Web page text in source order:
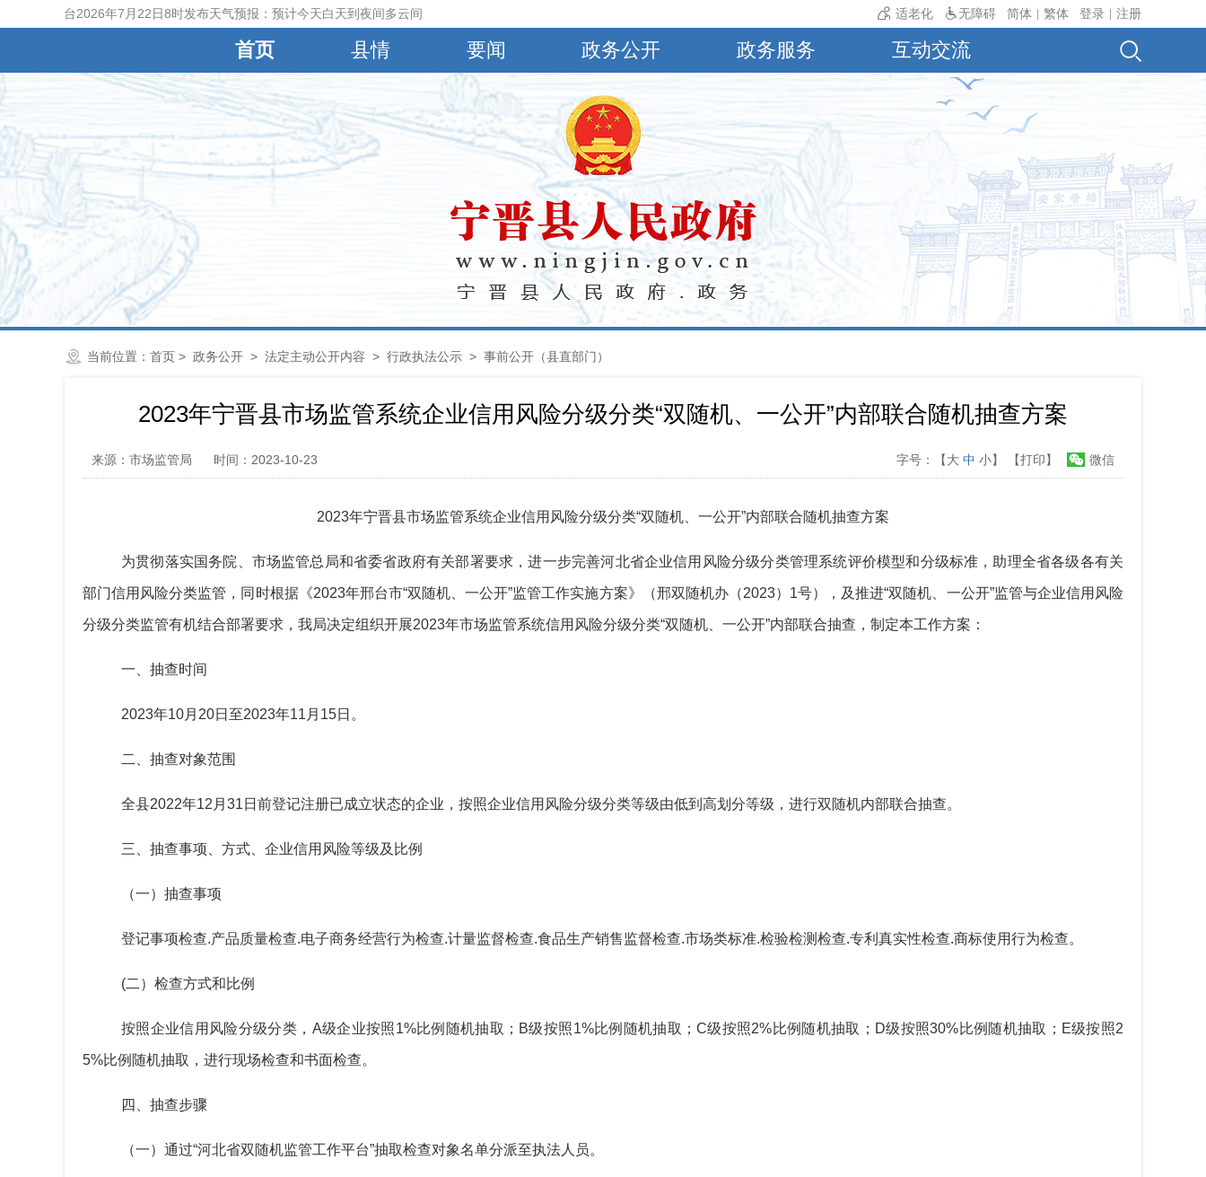
晋县气象台2026年7月22日8时发布天气预报：预计今天白天到夜间多云间阴，有小到中雨，偏南风4～5级，阵风6～8级，最高气温30℃，最低气温24℃。 适老化 无障碍 简体 繁体 登录 注册
首页 县情 要闻 政务公开 政务服务 互动交流
当前位置： 首页 > 政务公开 > 法定主动公开内容 > 行政执法公示 > 事前公开（县直部门）
2023年宁晋县市场监管系统企业信用风险分级分类“双随机、一公开”内部联合随机抽查方案
来源：市场监管局 时间：2023-10-23 微信
字号：【大 中 小】 【打印】
2023年宁晋县市场监管系统企业信用风险分级分类“双随机、一公开”内部联合随机抽查方案
为贯彻落实国务院、市场监管总局和省委省政府有关部署要求，进一步完善河北省企业信用风险分级分类管理系统评价模型和分级标准，助理全省各级各有关
部门信用风险分类监管，同时根据《2023年邢台市“双随机、一公开”监管工作实施方案》（邢双随机办（2023）1号），及推进“双随机、一公开”监管与企业信用风险
分级分类监管有机结合部署要求，我局决定组织开展2023年市场监管系统信用风险分级分类“双随机、一公开”内部联合抽查 ，制定本工作方案 ：
一、抽查时间
2023年10月 20日至2023年11 月 15日。
二、抽查对象范围
全县2022年12月31日前登记注册已成立状态的企业，按照企业信用风险分级分类等级由低到高划分等级，进行双随机内部联合抽查。
三、抽查事项、方式 企业信用风险等级及比例
（一）抽查事项
登记事项检查.产品质量检查.电子商务经营行为检查.计量监督检查.食品生产销售监督检查.市场类标准.检验检测检查.专利真实性检查.商标使用行为检查。
(二）检查方式和比例
按照企业信用风险分级分类 ， A级企业按照 1%比例随机抽取 ； B级按照 1%比例随机抽取 ； C级按照2%比例随机抽取 ； D级按照30%比例随机抽取 ； E级按照2
5%比例随机抽取 ， 进行现场检查和书面检查。
四、抽查步骤
（一）通过“河北省双随机监管工作平台”抽取检查对象名单分派至执法人员。